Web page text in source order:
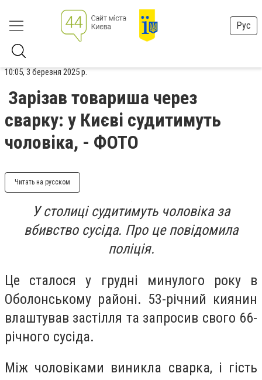
Рус
10:05, 3 березня 2025 р.
Зарізав товариша через
сварку: у Києві судитимуть
чоловіка, - ФОТО
Читать на русском
У столиці судитимуть чоловіка за
вбивство сусіда. Про це повідомила
поліція.
Це сталося у грудні минулого року в
Оболонському районі. 53-річний киянин
влаштував застілля та запросив свого 66-
річного сусіда.
Між чоловіками виникла сварка, і гість